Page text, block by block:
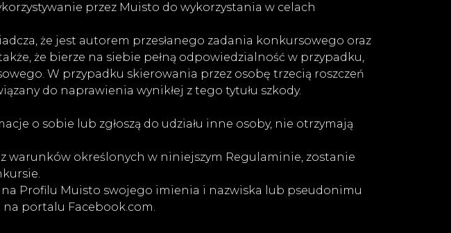
przez Muisto do wykorzystania w celach
że jest autorem przesłanego zadania konkursowego oraz
że bierze na siebie pełną odpowiedzialność w przypadku,
W przypadku skierowania przez osobę trzecią roszczeń
do naprawienia wynikłej z tego tytułu szkody.
o sobie lub zgłoszą do udziału inne osoby, nie otrzymają
warunków określonych w niniejszym Regulaminie, zostanie
Profilu Muisto swojego imienia i nazwiska lub pseudonimu
na portalu Facebook.com.